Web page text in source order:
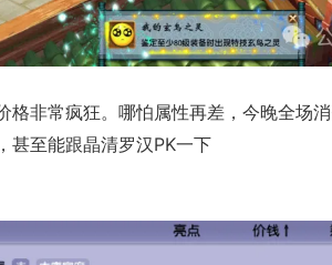
格非常疯狂。哪怕属性再差，今晚全场
甚至能跟晶清罗汉PK一下